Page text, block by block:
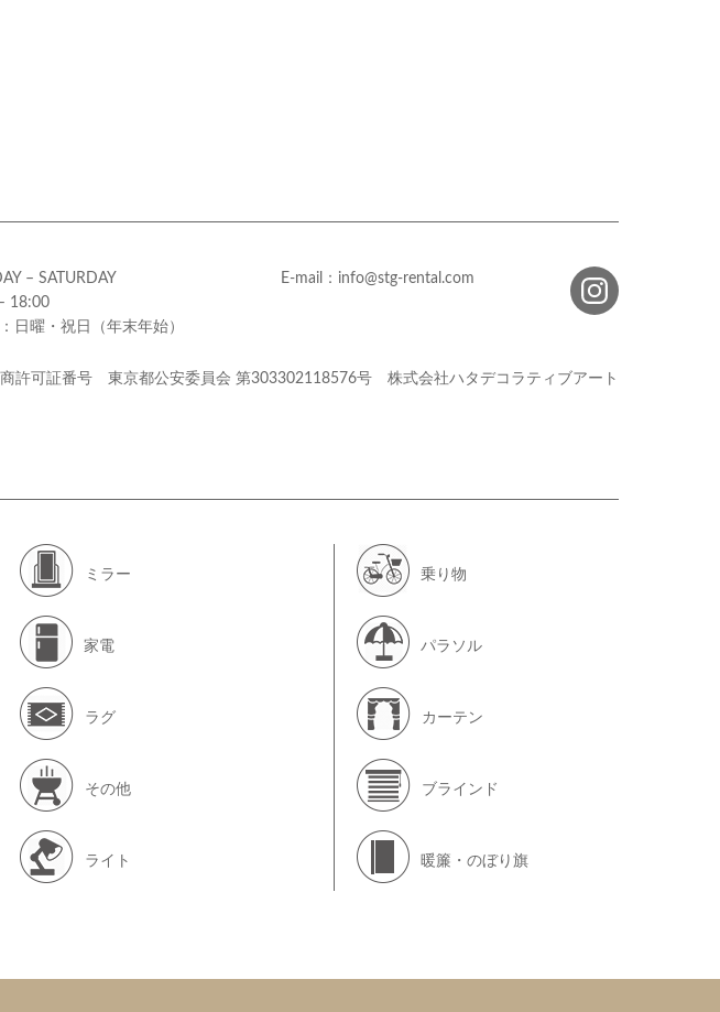
– SATURDAY
18:00
日曜・祝日（年末年始）
E-mail：info@stg-rental.com
許可証番号 東京都公安委員会 第303302118576号 株式会社ハタデコラティブアート
ミラー
家電
ラグ
その他
ライト
乗り物
パラソル
カーテン
ブラインド
暖簾・のぼり旗